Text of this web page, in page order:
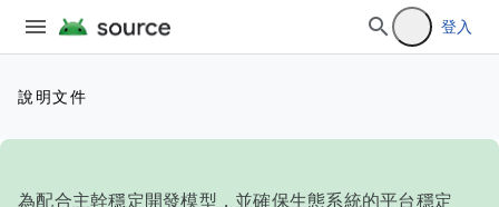
登入
說明文件
為配合主幹穩定開發模型，並確保生態系統的平台穩定